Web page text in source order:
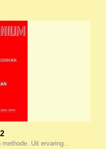
methode. Uit ervaring…